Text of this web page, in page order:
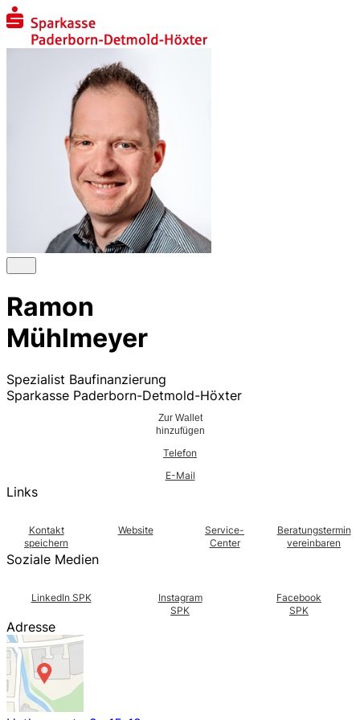
Ramon
Mühlmeyer
Spezialist Baufinanzierung
Sparkasse Paderborn-Detmold-Höxter
Zur Wallet
hinzufügen
Telefon
E-Mail
Links
Kontakt
speichern
Website
Service-
Center
Beratungstermin
vereinbaren
Soziale Medien
LinkedIn SPK
Instagram
SPK
Facebook
SPK
Adresse